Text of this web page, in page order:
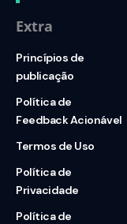
Extra
Princípios de
publicação
Política de
Feedback Acionável
Termos de Uso
Política de
Privacidade
Política de